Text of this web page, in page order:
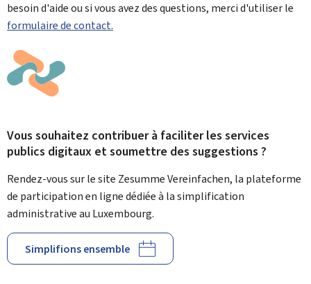
besoin d'aide ou si vous avez des questions, merci d'utiliser le
formulaire de contact.
Vous souhaitez contribuer à faciliter les services
publics digitaux et soumettre des suggestions ?
Rendez-vous sur le site Zesumme Vereinfachen, la plateforme
de participation en ligne dédiée à la simplification
administrative au Luxembourg.
Simplifions ensemble